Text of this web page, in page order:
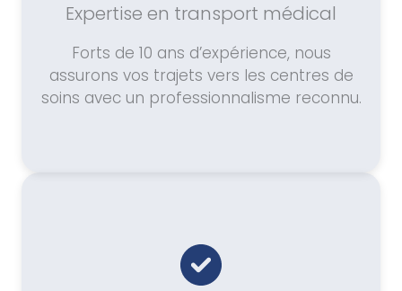
Expertise en transport médical
Forts de 10 ans d’expérience, nous
assurons vos trajets vers les centres de
soins avec un professionnalisme reconnu.